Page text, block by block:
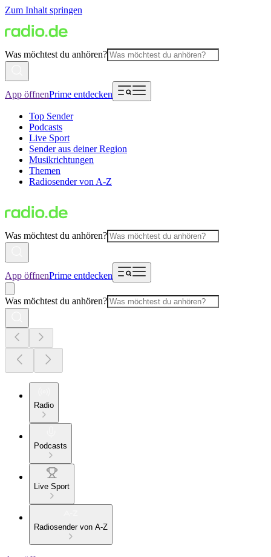
Zum Inhalt springen
Was möchtest du anhören?
App öffnenPrime entdecken
Top Sender
Podcasts
Live Sport
Sender aus deiner Region
Musikrichtungen
Themen
Radiosender von A-Z
Was möchtest du anhören?
App öffnenPrime entdecken
Was möchtest du anhören?
Radio
Podcasts
Live Sport
Radiosender von A-Z